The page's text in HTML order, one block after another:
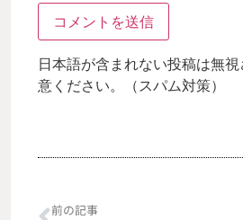
日本語が含まれない投稿は無
意ください。（スパム対策）
前の記事